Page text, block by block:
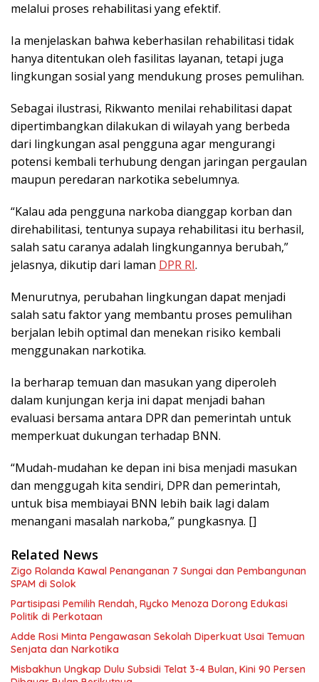
melalui proses rehabilitasi yang efektif.
Ia menjelaskan bahwa keberhasilan rehabilitasi tidak
hanya ditentukan oleh fasilitas layanan, tetapi juga
lingkungan sosial yang mendukung proses pemulihan.
Sebagai ilustrasi, Rikwanto menilai rehabilitasi dapat
dipertimbangkan dilakukan di wilayah yang berbeda
dari lingkungan asal pengguna agar mengurangi
potensi kembali terhubung dengan jaringan pergaulan
maupun peredaran narkotika sebelumnya.
“Kalau ada pengguna narkoba dianggap korban dan
direhabilitasi, tentunya supaya rehabilitasi itu berhasil,
salah satu caranya adalah lingkungannya berubah,”
jelasnya, dikutip dari laman DPR RI.
Menurutnya, perubahan lingkungan dapat menjadi
salah satu faktor yang membantu proses pemulihan
berjalan lebih optimal dan menekan risiko kembali
menggunakan narkotika.
Ia berharap temuan dan masukan yang diperoleh
dalam kunjungan kerja ini dapat menjadi bahan
evaluasi bersama antara DPR dan pemerintah untuk
memperkuat dukungan terhadap BNN.
“Mudah-mudahan ke depan ini bisa menjadi masukan
dan menggugah kita sendiri, DPR dan pemerintah,
untuk bisa membiayai BNN lebih baik lagi dalam
menangani masalah narkoba,” pungkasnya. []
Related News
Zigo Rolanda Kawal Penanganan 7 Sungai dan Pembangunan
SPAM di Solok
Partisipasi Pemilih Rendah, Rycko Menoza Dorong Edukasi
Politik di Perkotaan
Adde Rosi Minta Pengawasan Sekolah Diperkuat Usai Temuan
Senjata dan Narkotika
Misbakhun Ungkap Dulu Subsidi Telat 3-4 Bulan, Kini 90 Persen